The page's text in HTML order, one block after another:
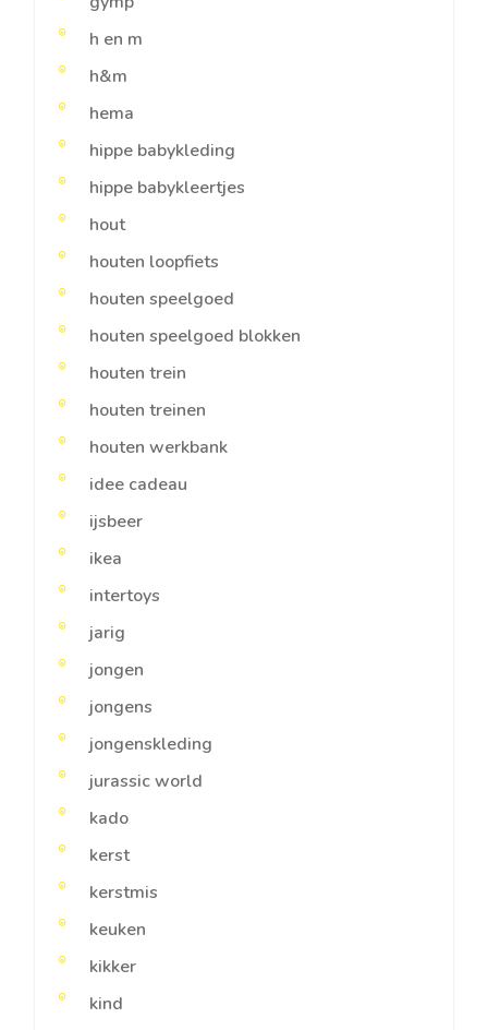
h en m
h&m
hema
hippe babykleding
hippe babykleertjes
hout
houten loopfiets
houten speelgoed
houten speelgoed blokken
houten trein
houten treinen
houten werkbank
idee cadeau
ijsbeer
ikea
intertoys
jarig
jongen
jongens
jongenskleding
jurassic world
kado
kerst
kerstmis
keuken
kikker
kind